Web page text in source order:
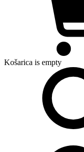
Košarica is empty